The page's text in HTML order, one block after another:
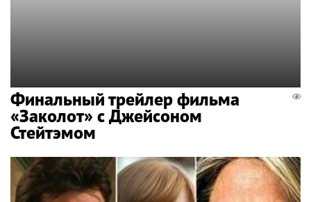
Финальный трейлер фильма
«Заколот» с Джейсоном
Стейтэмом